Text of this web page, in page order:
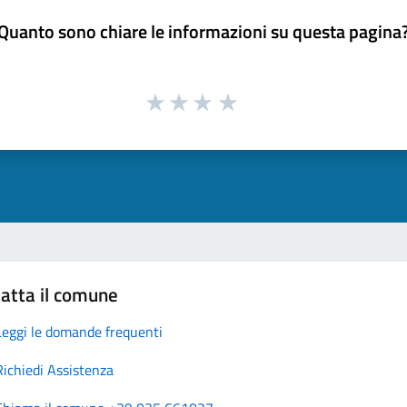
sono chiare le informazioni su questa
il comune
le domande frequenti
Assistenza